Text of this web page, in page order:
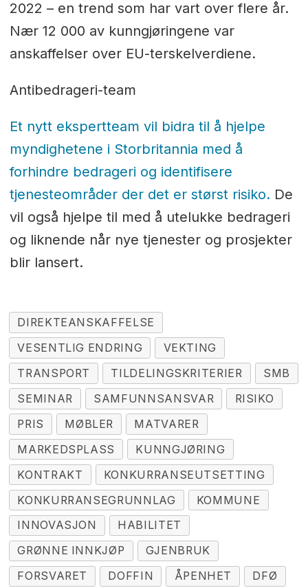
2022 – en trend som har vart over flere år.
Nær 12 000 av kunngjøringene var
anskaffelser over EU-terskelverdiene.
Antibedrageri-team
Et nytt ekspertteam vil bidra til å hjelpe
myndighetene i Storbritannia med å
forhindre bedrageri og identifisere
tjenesteområder der det er størst risiko. De
vil også hjelpe til med å utelukke bedrageri
og liknende når nye tjenester og prosjekter
blir lansert.
DIREKTEANSKAFFELSE
VESENTLIG ENDRING
VEKTING
TRANSPORT
TILDELINGSKRITERIER
SMB
SEMINAR
SAMFUNNSANSVAR
RISIKO
PRIS
MØBLER
MATVARER
MARKEDSPLASS
KUNNGJØRING
KONTRAKT
KONKURRANSEUTSETTING
KONKURRANSEGRUNNLAG
KOMMUNE
INNOVASJON
HABILITET
GRØNNE INNKJØP
GJENBRUK
FORSVARET
DOFFIN ÅPENHET DFØ